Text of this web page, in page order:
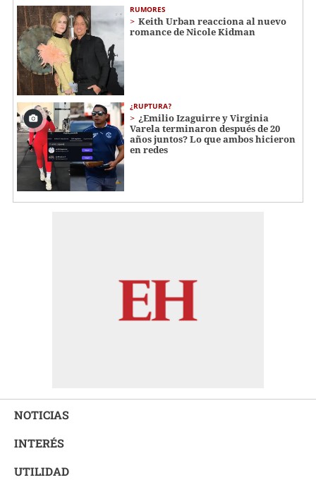
RUMORES
Keith Urban reacciona al nuevo
romance de Nicole Kidman
¿RUPTURA?
¿Emilio Izaguirre y Virginia
Varela terminaron después de 20
años juntos? Lo que ambos hicieron
en redes
NOTICIAS
INTERÉS
UTILIDAD